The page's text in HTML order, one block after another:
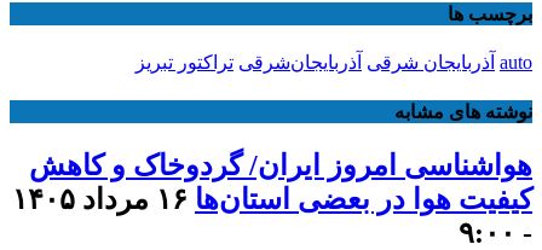
برچسب ها
auto آذربایجان شرقی آذربایجان‌شرقی تراکتور تبریز
نوشته های مشابه
هواشناسی امروز ایران/ گردوخاک و کاهش
کیفیت هوا در بعضی استان‌ها
۱۶ مرداد ۱۴۰۵
- ۹:۰۰